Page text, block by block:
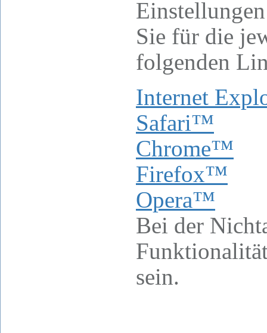
Sie für die
folgenden
Internet
Safari™
Chrome™
Firefox™
Opera™
Bei der
sein.